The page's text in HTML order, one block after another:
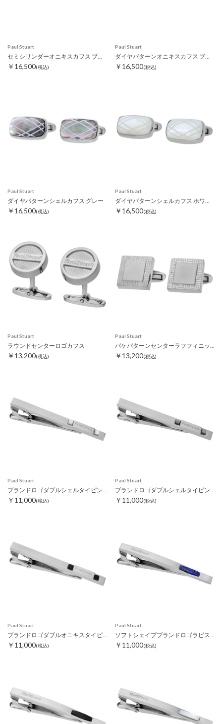
Paul Stuart
￥16,500(税込)
Paul Stuart
ダイヤパターンオニキスカフス ブラック
￥16,500(税込)
Paul Stuart
ダイヤパターンシェルカフス グレー
￥16,500(税込)
Paul Stuart
ダイヤパターンシェルカフス ホワイト
￥16,500(税込)
Paul Stuart
ラウンドセンターロゴカフス
￥13,200(税込)
Paul Stuart
￥13,200(税込)
Paul Stuart
ブランドロゴダブルシェルタイピン ホワイト
￥11,000(税込)
Paul Stuart
ブランドロゴダブルシェルタイピン グレー
￥11,000(税込)
Paul Stuart
￥11,000(税込)
Paul Stuart
￥11,000(税込)